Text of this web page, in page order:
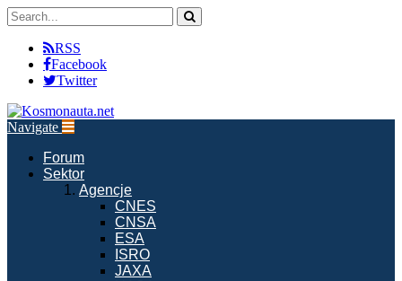
RSS
Facebook
Twitter
Navigate
Forum
Sektor
Agencje
CNES
CNSA
ESA
ISRO
JAXA